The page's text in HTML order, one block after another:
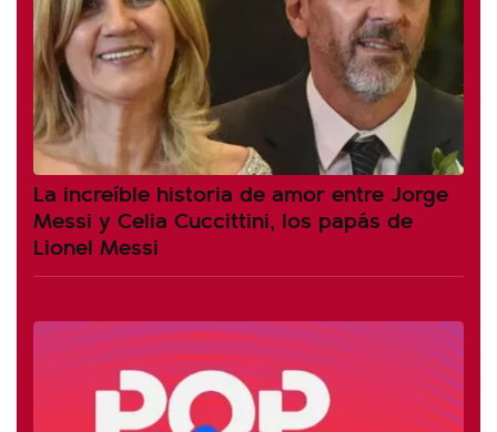
La increíble historia de amor entre Jorge
Messi y Celia Cuccittini, los papás de
Lionel Messi